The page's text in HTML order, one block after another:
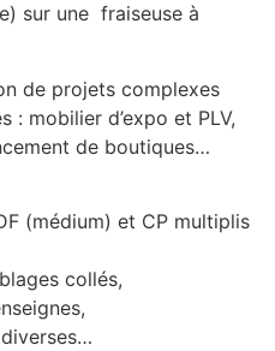
sur une fraiseuse à
de projets complexes
: mobilier d’expo et PLV,
de boutiques…
(médium) et CP multiplis
collés,